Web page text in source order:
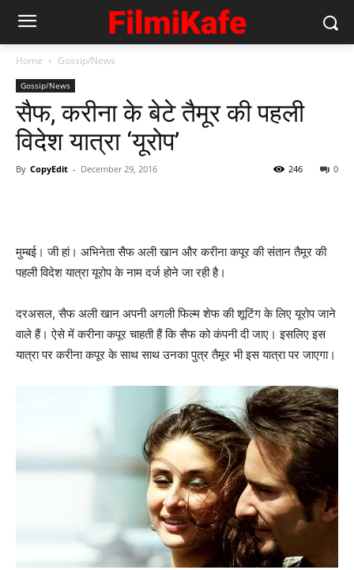
Home Gossip/News
Gossip/News
सैफ, करीना के बेटे तैमूर की पहली
विदेश यात्रा ‘यूरोप’
By CopyEdit - December 29, 2016 0
246
मुम्‍बई। जी हां। अभिनेता सैफ अली खान और करीना कपूर की संतान तैमूर की
पहली विदेश यात्रा यूरोप के नाम दर्ज होने जा रही है।
दरअसल, सैफ अली खान अपनी अगली फिल्‍म शेफ की शूटिंग के लिए यूरोप जाने
वाले हैं। ऐसे में करीना कपूर चाहती हैं कि सैफ को कंपनी दी जाए। इसलिए इस
यात्रा पर करीना कपूर के साथ साथ उनका पुत्र तैमूर भी इस यात्रा पर जाएगा।